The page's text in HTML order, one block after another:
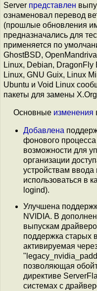
Server представлен
ознаменовал перевод
(прошлые обновления
предназначались для
применяется по
GhostBSD,
Linux, Debian,
Linux, GNU Guix, Linux
Ubuntu и Void Linux
пакеты для замены
Основные изменения
Добавлена
фонового
возможности для
организации
устройствам
использоваться в
logind).
Улучшена
NVIDIA. В
выпускам
поддержка старых
активируемая
позволяющая
директиве
системах с